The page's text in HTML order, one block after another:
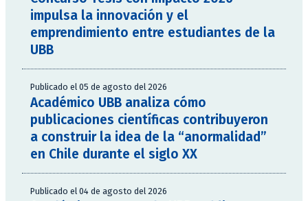
impulsa la innovación y el
emprendimiento entre estudiantes de la
UBB
Publicado el 05 de agosto del 2026
Académico UBB analiza cómo
publicaciones científicas contribuyeron
a construir la idea de la “anormalidad”
en Chile durante el siglo XX
Publicado el 04 de agosto del 2026